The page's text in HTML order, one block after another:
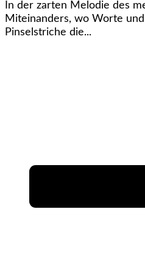
In der zarten Melodie des
Miteinanders, wo Worte
Pinselstriche die...